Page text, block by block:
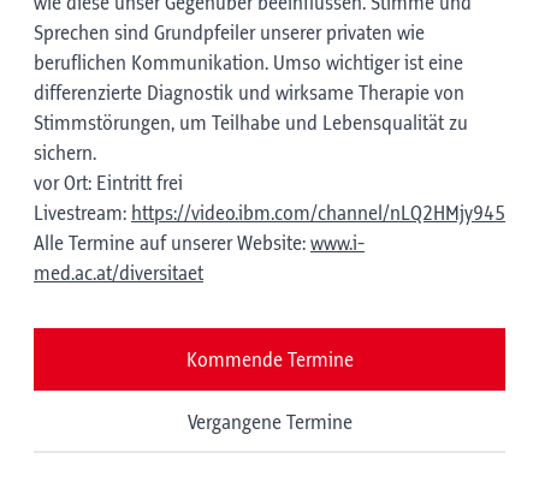
Sprechen sind Grundpfeiler unserer privaten wie
beruflichen Kommunikation. Umso wichtiger ist eine
differenzierte Diagnostik und wirksame Therapie von
Stimmstörungen, um Teilhabe und Lebensqualität zu
sichern.
vor Ort: Eintritt frei
Livestream: https://video.ibm.com/channel/nLQ2HMjy945
Alle Termine auf unserer Website: www.i-
med.ac.at/diversitaet
Kommende Termine
Vergangene Termine